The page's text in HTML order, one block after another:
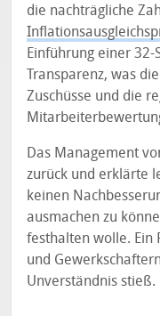
die nachträgliche
Einführung einer
Transparenz, was
Zuschüsse und die
Das Management
zurück und erklärte
keinen
ausmachen zu
festhalten wolle. Ein
und
Unverständnis stieß.